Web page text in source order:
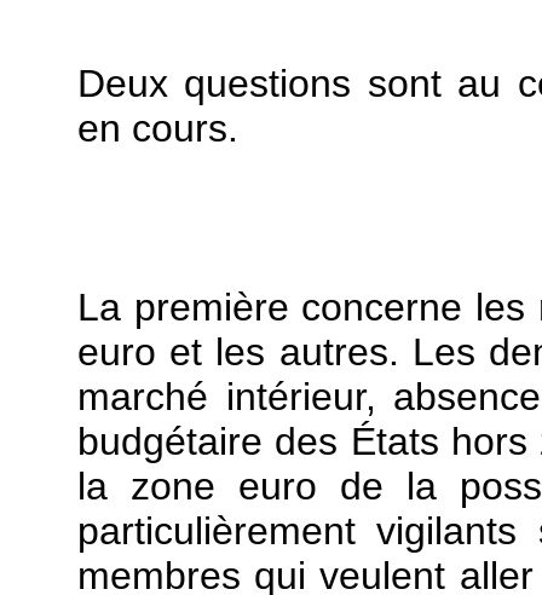
Deux questions sont au
en cours.
La première concerne
euro et les autres. Les
marché intérieur,
budgétaire des États
la zone euro de la
particulièrement
membres qui veulent